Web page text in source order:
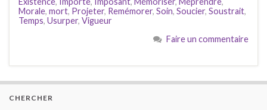
Morale, mort, Projeter, Remémorer, Soin, Soucier, Soustrait,
Temps, Usurper, Vigueur
Faire un commentaire
CHERCHER